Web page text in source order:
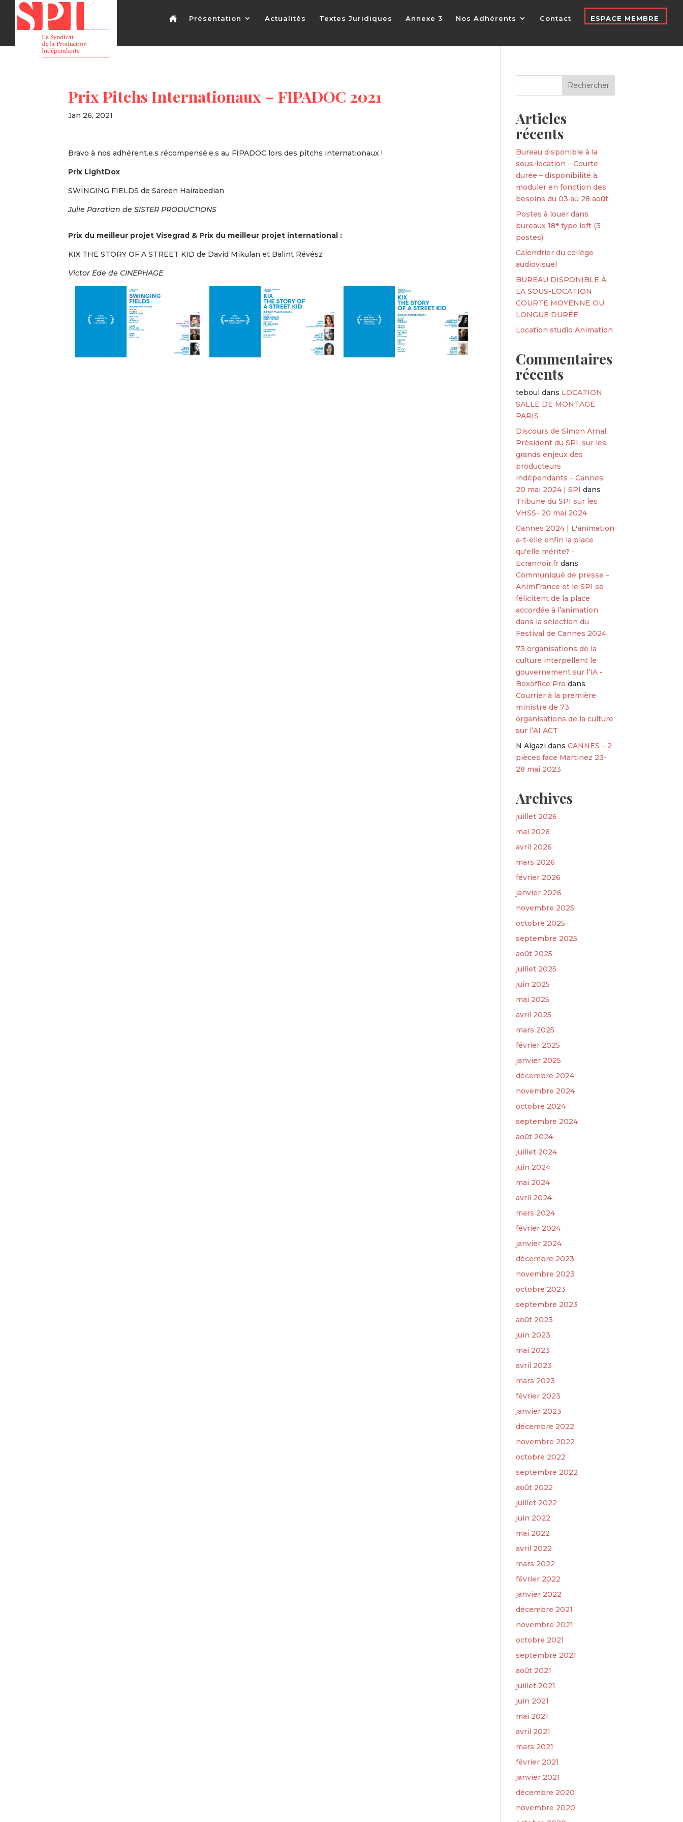
Présentation Actualités Textes Juridiques Annexe 3 Nos Adhérents Contact ESPACE MEMBRE
Prix Pitchs Internationaux – FIPADOC 2021
Jan 26, 2021
Bravo à nos adhérent.e.s récompensé.e.s au FIPADOC lors des pitchs internationaux !
Prix LightDox
SWINGING FIELDS de Sareen Hairabedian
Julie Paratian de SISTER PRODUCTIONS
Prix du meilleur projet Visegrad & Prix du meilleur projet international :
KIX THE STORY OF A STREET KID de David Mikulan et Balint Révész
Victor Ede de CINEPHAGE
Articles
récents
Bureau disponible à la
sous-location – Courte
durée – disponibilité à
moduler en fonction des
besoins du 03 au 28 août
Postes à louer dans
bureaux 18ᵉ type loft (3
postes)
Calendrier du collège
audiovisuel
BUREAU DISPONIBLE À
LA SOUS-LOCATION
COURTE MOYENNE OU
LONGUE DURÉE
Location studio Animation
Commentaires
récents
teboul dans LOCATION
SALLE DE MONTAGE
PARIS
Discours de Simon Arnal,
Président du SPI, sur les
grands enjeux des
producteurs
indépendants – Cannes,
20 mai 2024 | SPI dans
Tribune du SPI sur les
VHSS- 20 mai 2024
Cannes 2024 | L'animation
a-t-elle enfin la place
qu'elle mérite? -
Ecrannoir.fr dans
Communiqué de presse –
AnimFrance et le SPI se
félicitent de la place
accordée à l’animation
dans la sélection du
Festival de Cannes 2024
73 organisations de la
culture interpellent le
gouvernement sur l’IA -
Boxoffice Pro dans
Courrier à la première
ministre de 73
organisations de la culture
sur l’AI ACT
N Algazi dansCANNES – 2
pièces face Martinez 23-
28 mai 2023
Archives
juillet 2026
mai 2026
avril 2026
mars 2026
février 2026
janvier 2026
novembre 2025
octobre 2025
septembre 2025
août 2025
juillet 2025
juin 2025
mai 2025
avril 2025
mars 2025
février 2025
janvier 2025
décembre 2024
novembre 2024
octobre 2024
septembre 2024
août 2024
juillet 2024
juin 2024
mai 2024
avril 2024
mars 2024
février 2024
janvier 2024
décembre 2023
novembre 2023
octobre 2023
septembre 2023
août 2023
juin 2023
mai 2023
avril 2023
mars 2023
février 2023
janvier 2023
décembre 2022
novembre 2022
octobre 2022
septembre 2022
août 2022
juillet 2022
juin 2022
mai 2022
avril 2022
mars 2022
février 2022
janvier 2022
décembre 2021
novembre 2021
octobre 2021
septembre 2021
août 2021
juillet 2021
juin 2021
mai 2021
avril 2021
mars 2021
février 2021
janvier 2021
décembre 2020
novembre 2020